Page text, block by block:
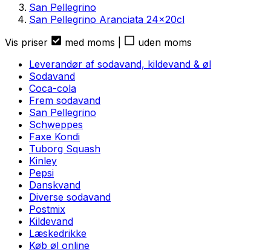
San Pellegrino
San Pellegrino Aranciata 24x20cl
Vis priser
med moms
uden moms
Leverandør af sodavand, kildevand & øl
Sodavand
Coca-cola
Frem sodavand
San Pellegrino
Schweppes
Faxe Kondi
Tuborg Squash
Kinley
Pepsi
Danskvand
Diverse sodavand
Postmix
Kildevand
Læskedrikke
Køb øl online